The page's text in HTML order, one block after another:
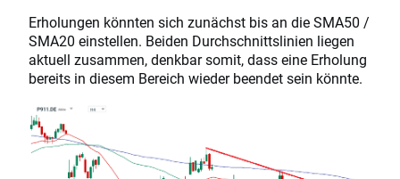
Erholungen könnten sich zunächst bis an die SMA50 /
SMA20 einstellen. Beiden Durchschnittslinien liegen
aktuell zusammen, denkbar somit, dass eine Erholung
bereits in diesem Bereich wieder beendet sein könnte.